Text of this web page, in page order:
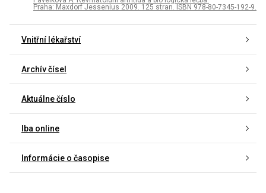
Praha: Maxdorf Jessenius 2009. 125 stran. ISBN 978-80-7345-192-9.
Vnitřní lékařství
Archív čísel
Aktuálne číslo
Iba online
Informácie o časopise